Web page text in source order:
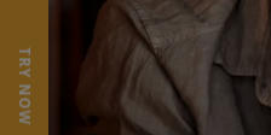
TRY NOW